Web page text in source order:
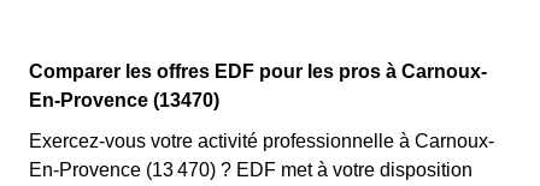
Comparer les offres EDF pour les pros à Carnoux-
En-Provence (13470)
Exercez-vous votre activité professionnelle à Carnoux-
En-Provence (13 470) ? EDF met à votre disposition